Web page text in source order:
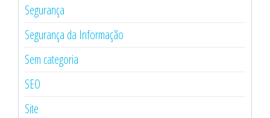
Segurança
Segurança da Informação
Sem categoria
SEO
Site